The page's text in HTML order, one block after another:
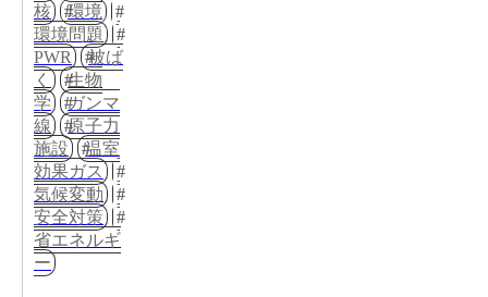
核
環境
環境問題
PWR
被ば
く
生物
学
ガンマ
線
原子力
施設
温室
効果ガス
気候変動
安全対策
省エネルギ
ー